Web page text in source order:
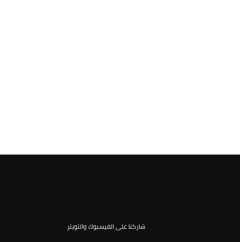
شاركنا على الفيسبوك والتويتر